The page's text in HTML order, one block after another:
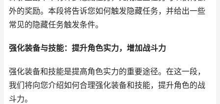
外的奖励。本段将告诉您如何触发隐藏任务，并给出一些
常见的隐藏任务触发条件。
强化装备与技能：提升角色实力，增加战斗力
强化装备和技能是提高角色实力的重要途径。在这一段，
我们将向您介绍如何合理强化装备和技能，提升角色的战
斗力。